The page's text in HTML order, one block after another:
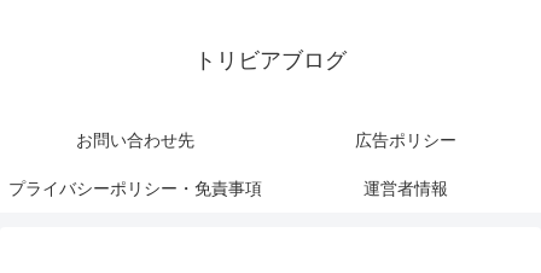
トリビアブログ
お問い合わせ先 広告ポリシー
プライバシーポリシー・免責事項 運営者情報